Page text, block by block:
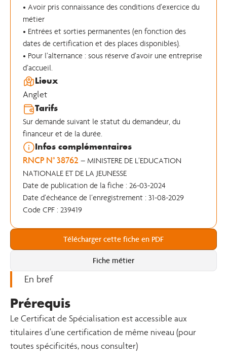
En bref
Prérequis
Le Certificat de Spécialisation est accessible aux
titulaires d’une certification de même niveau (pour
toutes spécificités, nous consulter)
• Avoir pris connaissance des conditions d’exercice du
métier
• Entrées et sorties permanentes (en fonction des
dates de certification et des places disponibles).
• Pour l’alternance : sous réserve d’avoir une entreprise
d’accueil.
Lieux
Anglet
Tarifs
Sur demande suivant le statut du demandeur, du
financeur et de la durée.
Infos complémentaires
RNCP N° 38762 – MINISTERE DE L’EDUCATION
NATIONALE ET DE LA JEUNESSE
Date de publication de la fiche : 26-03-2024
Date d’échéance de l’enregistrement : 31-08-2029
Code CPF : 239419
Télécharger cette fiche en PDF
Fiche métier